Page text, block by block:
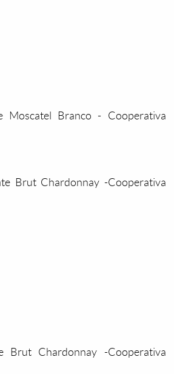
Moscatel Branco - Cooperativa
Brut Chardonnay -Cooperativa
Brut Chardonnay -Cooperativa